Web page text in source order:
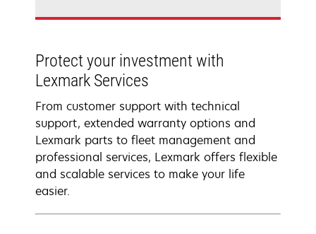
Protect your investment with
Lexmark Services
From customer support with technical
support, extended warranty options and
Lexmark parts to fleet management and
professional services, Lexmark offers flexible
and scalable services to make your life
easier.